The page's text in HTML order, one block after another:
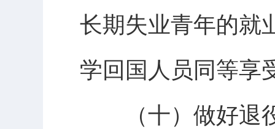
长期失业青年的就
学回国人员同等享
（十）做好退役